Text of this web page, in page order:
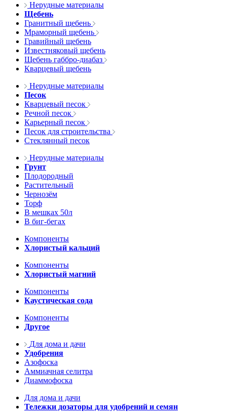
Нерудные материалы
Щебень
Гранитный щебень
Мраморный щебень
Гравийный щебень
Известняковый щебень
Щебень габбро-диабаз
Кварцевый щебень
Нерудные материалы
Песок
Кварцевый песок
Речной песок
Карьерный песок
Песок для строительства
Стеклянный песок
Нерудные материалы
Грунт
Плодородный
Растительный
Чернозём
Торф
В мешках 50л
В биг-бегах
Компоненты
Хлористый кальций
Компоненты
Хлористый магний
Компоненты
Каустическая сода
Компоненты
Другое
Для дома и дачи
Удобрения
Азофоска
Аммиачная селитра
Диаммофоска
Для дома и дачи
Тележки дозаторы для удобрений и семян